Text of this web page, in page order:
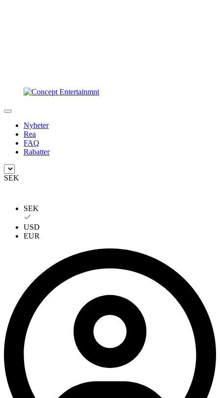
Nyheter
Rea
FAQ
Rabatter
SEK
SEK
USD
EUR